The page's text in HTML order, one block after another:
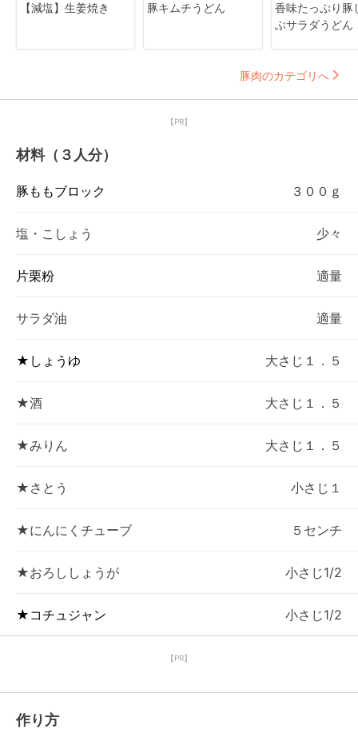
【減塩】生姜焼き 豚キムチうどん
香味たっぷり豚
ぶサラダうどん
豚肉のカテゴリへ
【PR】
材料（３人分）
豚ももブロック ３００ｇ
塩・こしょう 少々
片栗粉 適量
サラダ油 適量
★しょうゆ 大さじ１．５
★酒 大さじ１．５
★みりん 大さじ１．５
★さとう 小さじ１
★にんにくチューブ ５センチ
★おろししょうが 小さじ1/2
★コチュジャン 小さじ1/2
【PR】
作り方